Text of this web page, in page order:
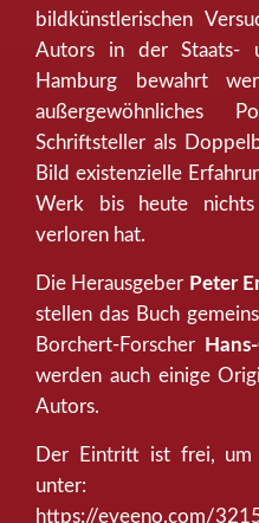
bildkünstlerischen
Autors in der Staats-
Hamburg bewahrt
Schriftsteller als
Bild existenzielle
Werk bis heute
verloren hat.
Die Herausgeber Peter
stellen das Buch
Borchert-Forscher
werden auch einige
Autors.
Der Eintritt ist frei, um
unter:
https://eveeno.com/